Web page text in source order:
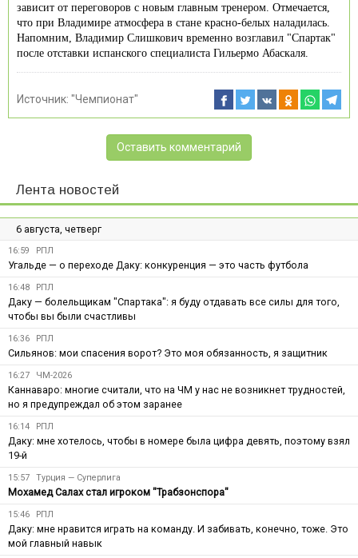
зависит от переговоров с новым главным тренером. Отмечается,
что при Владимире атмосфера в стане красно-белых наладилась.
Напомним, Владимир Слишкович временно возглавил "Спартак"
после отставки испанского специалиста Гильермо Абаскаля.
Источник: "Чемпионат"
Оставить комментарий
Лента новостей
6 августа, четверг
16:59 РПЛ
Угальде — о переходе Даку: конкуренция — это часть футбола
16:48 РПЛ
Даку — болельщикам "Спартака": я буду отдавать все силы для того,
чтобы вы были счастливы
16:36 РПЛ
Сильянов: мои спасения ворот? Это моя обязанность, я защитник
16:27 ЧМ-2026
Каннаваро: многие считали, что на ЧМ у нас не возникнет трудностей,
но я предупреждал об этом заранее
16:14 РПЛ
Даку: мне хотелось, чтобы в номере была цифра девять, поэтому взял
19-й
15:57 Турция — Суперлига
Мохамед Салах стал игроком "Трабзонспора"
15:46 РПЛ
Даку: мне нравится играть на команду. И забивать, конечно, тоже. Это
мой главный навык